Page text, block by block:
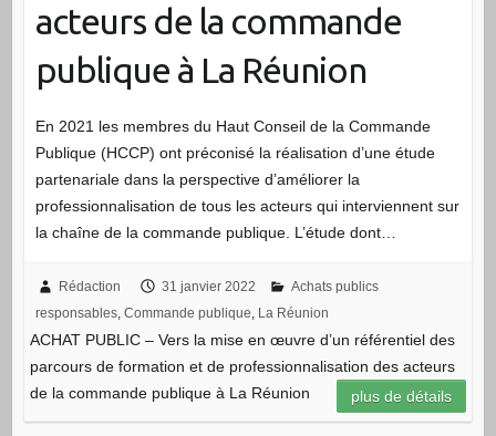
acteurs de la commande
publique à La Réunion
En 2021 les membres du Haut Conseil de la Commande
Publique (HCCP) ont préconisé la réalisation d’une étude
partenariale dans la perspective d’améliorer la
professionnalisation de tous les acteurs qui interviennent sur
la chaîne de la commande publique. L’étude dont…
Rédaction 31 janvier 2022
Achats publics
responsables, Commande publique La Réunion
ACHAT PUBLIC – Vers la mise en œuvre d’un référentiel des
parcours de formation et de professionnalisation des acteurs
de la commande publique à La Réunion
plus de détails